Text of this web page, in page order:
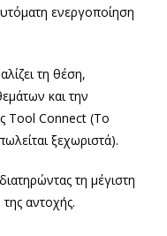
ενεργοποίηση
τη θέση,
και την
Tool Connect (Το
ξεχωριστά).
τη μέγιστη
αντοχής.